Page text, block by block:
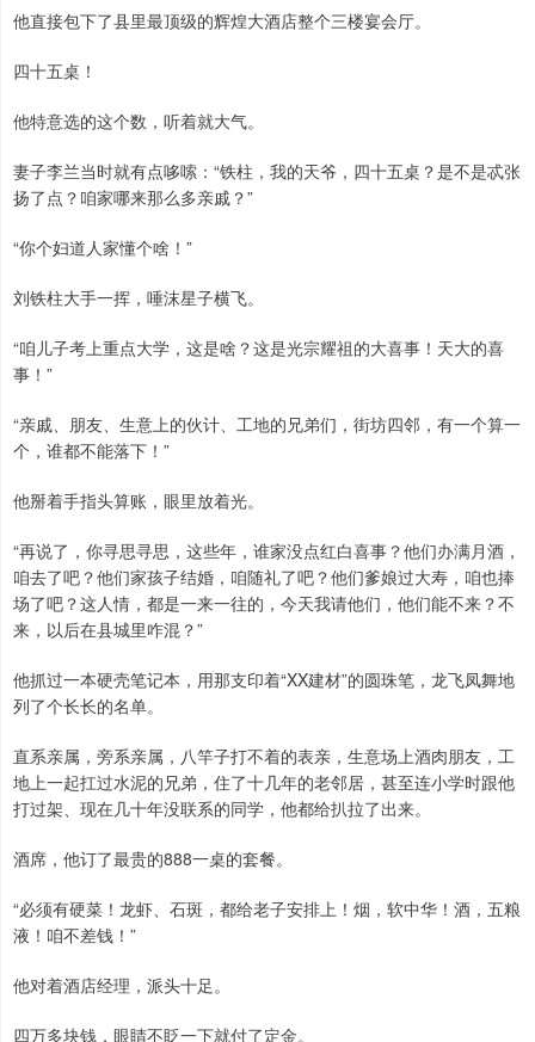
他直接包下了县里最顶级的辉煌大酒店整个三楼宴会厅。
四十五桌！
他特意选的这个数，听着就大气。
妻子李兰当时就有点哆嗦：“铁柱，我的天爷，四十五桌？是不是忒张
扬了点？咱家哪来那么多亲戚？”
“你个妇道人家懂个啥！”
刘铁柱大手一挥，唾沫星子横飞。
“咱儿子考上重点大学，这是啥？这是光宗耀祖的大喜事！天大的喜
事！”
“亲戚、朋友、生意上的伙计、工地的兄弟们，街坊四邻，有一个算一
个，谁都不能落下！”
他掰着手指头算账，眼里放着光。
“再说了，你寻思寻思，这些年，谁家没点红白喜事？他们办满月酒，
咱去了吧？他们家孩子结婚，咱随礼了吧？他们爹娘过大寿，咱也捧
场了吧？这人情，都是一来一往的，今天我请他们，他们能不来？不
来，以后在县城里咋混？”
他抓过一本硬壳笔记本，用那支印着“XX建材”的圆珠笔，龙飞凤舞地
列了个长长的名单。
直系亲属，旁系亲属，八竿子打不着的表亲，生意场上酒肉朋友，工
地上一起扛过水泥的兄弟，住了十几年的老邻居，甚至连小学时跟他
打过架、现在几十年没联系的同学，他都给扒拉了出来。
酒席，他订了最贵的888一桌的套餐。
“必须有硬菜！龙虾、石斑，都给老子安排上！烟，软中华！酒，五粮
液！咱不差钱！”
他对着酒店经理，派头十足。
四万多块钱，眼睛不眨一下就付了定金。